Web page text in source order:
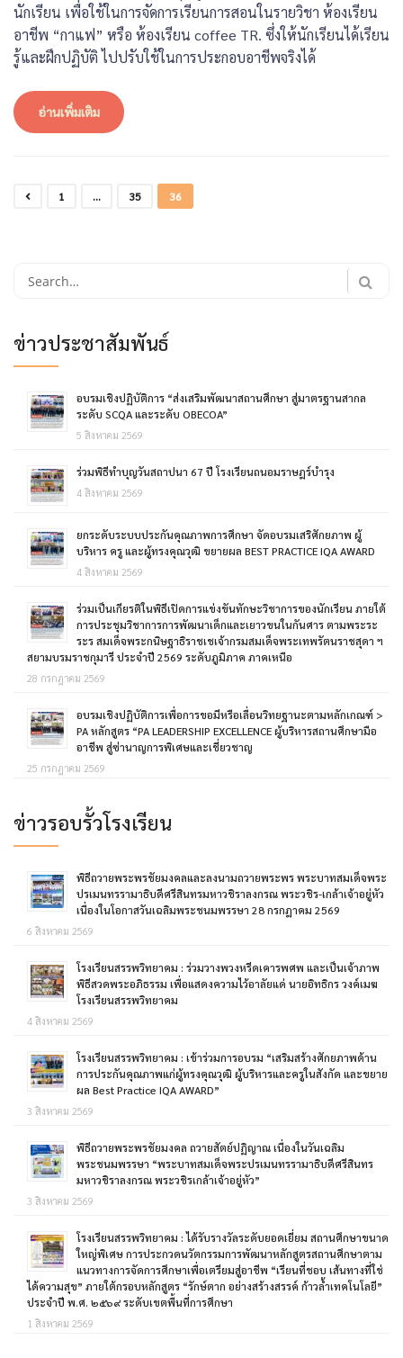
นักเรียน เพื่อใช้ในการจัดการเรียนการสอนในรายวิชา ห้องเรียน
อาชีพ “กาแฟ” หรือ ห้องเรียน coffee TR. ซึ่งให้นักเรียนได้เรียน
รู้และฝึกปฏิบัติ ไปปรับใช้ในการประกอบอาชีพจริงได้
อ่านเพิ่มเติม
1 … 35 36
Search
ข่าวประชาสัมพันธ์
อบรมเชิงปฏิบัติการ “ส่งเสริมพัฒนาสถานศึกษา สู่มาตรฐานสากล
ระดับ SCQA และระดับ OBECOA”
5 สิงหาคม 2569
ร่วมพิธีทำบุญวันสถาปนา 67 ปี โรงเรียนถนอมราษฎร์บำรุง
4 สิงหาคม 2569
ยกระดับระบบประกันคุณภาพการศึกษา จัดอบรมเสริศักยภาพ ผู้
บริหาร ครู และผู้ทรงคุณวุฒิ ขยายผล BEST PRACTICE IQA AWARD
4 สิงหาคม 2569
ร่วมเป็นเกียรติในพิธีเปิดการแข่งขันทักษะวิชาการของนักเรียน ภายใต้
การประชุมวิชาการการพัฒนาเด็กและเยาวขนในกันศาร ตามพระระ
ระร สมเด็จพระกนิษฐาธิราชเชเจ้ากรมสมเด็จพระเทพรัตนราชสุดา ฯ
สยามบรมราชกุมารี ประจำปี 2569 ระดับภูมิภาค ภาคเหนือ
28 กรกฎาคม 2569
อบรมเชิงปฏิบัติการเพื่อการขอมีหรือเลื่อนวิทยฐานะตามหลักเกณฑ์ >
PA หลักสูตร “PA LEADERSHIP EXCELLENCE ผู้บริหารสถานศึกษามือ
อาชีพ สู่ซ่านาญการพิเศษและเชี่ยวชาญ
25 กรกฎาคม 2569
ข่าวรอบรั้วโรงเรียน
พิธีถวายพระพรชัยมงคลและลงนามถวายพระพร พระบาทสมเด็จพระ
ปรเมนทรรามาธิบดีศรีสินทรมหาวชิราลงกรณ พระวชิร-เกล้าเจ้าอยู่หัว
เนื่องในโอกาสวันเฉลิมพระชนมพรรษา 28 กรกฎาคม 2569
6 สิงหาคม 2569
โรงเรียนสรรพวิทยาคม : ร่วมวางพวงหรีดเคารพศพ และเป็นเจ้าภาพ
พิธีสวดพระอภิธรรม เพื่อแสดงความไว้อาลัยแด่ นายอิทธิกร วงค์เมฆ
โรงเรียนสรรพวิทยาคม
4 สิงหาคม 2569
โรงเรียนสรรพวิทยาคม : เข้าร่วมการอบรม “เสริมสร้างศักยภาพด้าน
การประกันคุณภาพแก่ผู้ทรงคุณวุฒิ ผู้บริหารและครูในสังกัด และขยาย
ผล Best Practice IQA AWARD”
3 สิงหาคม 2569
พิธีถวายพระพรชัยมงคล ถวายสัตย์ปฏิญาณ เนื่องในวันเฉลิม
พระชนมพรรษา “พระบาทสมเด็จพระปรเมนทรรามาธิบดีศรีสินทร
มหาวชิราลงกรณ พระวชิรเกล้าเจ้าอยู่หัว”
3 สิงหาคม 2569
โรงเรียนสรรพวิทยาคม : ได้รับรางวัลระดับยอดเยี่ยม สถานศึกษาขนาด
ใหญ่พิเศษ การประกวดนวัตกรรมการพัฒนาหลักสูตรสถานศึกษาตาม
แนวทางการจัดการศึกษาเพื่อเตรียมสู่อาชีพ “เรียนที่ชอบ เส้นทางที่ใช่
ได้ความสุข” ภายใต้กรอบหลักสูตร “รักษ์ตาก อย่างสร้างสรรค์ ก้าวล้ำเทคโนโลยี”
ประจำปี พ.ศ. ๒๕๖๙ ระดับเขตพื้นที่การศึกษา
1 สิงหาคม 2569